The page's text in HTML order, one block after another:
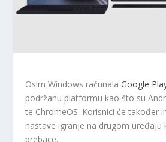
Osim Windows računalaGoogle
podržanu platformu kao što su
te ChromeOS. Korisnici će također
nastave igranje na drugom uređaju
prebace.